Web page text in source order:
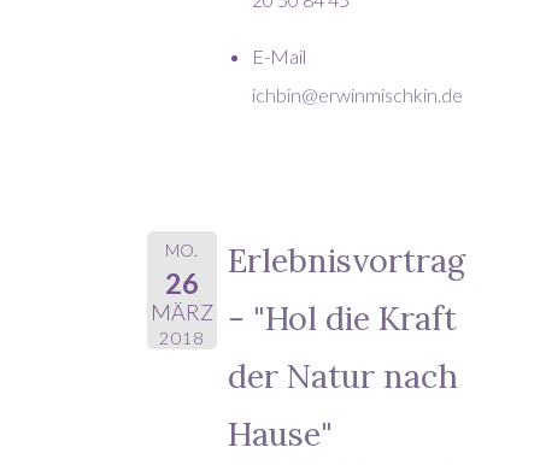
E-Mail
ichbin@erwinmischkin.de
MO.
26
MÄRZ
2018
Erlebnisvortrag
- "Hol die Kraft
der Natur nach
Hause"